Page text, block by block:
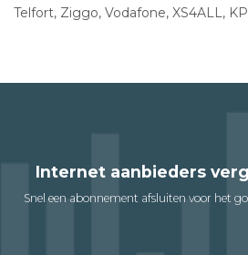
Telfort, Ziggo, Vodafone, XS4ALL,
Internet aanbieders
Snel een abonnement afsluiten voor het